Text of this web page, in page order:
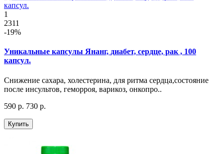
1
2311
-19%
Уникальные капсулы Янанг, диабет, сердце, рак , 100
капсул.
Снижение сахара, холестерина, для ритма сердца,состояние
после инсультов, геморроя, варикоз, онкопро..
590 р. 730 р.
Купить